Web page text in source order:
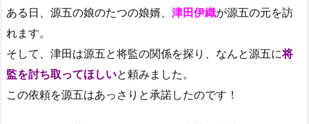
ある日、源五の娘のたつの娘婿、 津田伊織が源五の元を訪
れます。
そして、津田は源五と将監の関係を探り、なんと源五に将
監を討ち取ってほしいと頼みました。
この依頼を源五はあっさりと承諾したのです！